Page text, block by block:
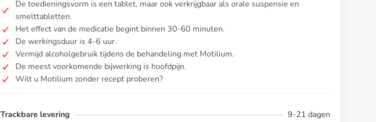
De toedieningsvorm is een tablet, maar ook verkrijgbaar als orale suspensie en
smelttabletten.
Het effect van de medicatie begint binnen 30-60 minuten.
De werkingsduur is 4-6 uur.
Vermijd alcoholgebruik tijdens de behandeling met Motilium.
De meest voorkomende bijwerking is hoofdpijn.
Wilt u Motilium zonder recept proberen?
Trackbare levering
9-21 dagen